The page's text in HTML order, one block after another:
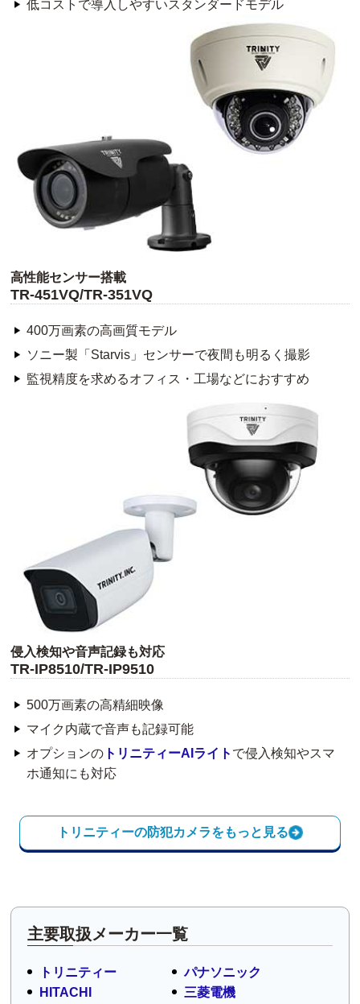
低コストで導入しやすいスタンダードモデル
高性能センサー搭載
TR-451VQ/TR-351VQ
400万画素の高画質モデル
ソニー製「Starvis」センサーで夜間も明るく撮影
監視精度を求めるオフィス・工場などにおすすめ
侵入検知や音声記録も対応
TR-IP8510/TR-IP9510
500万画素の高精細映像
マイク内蔵で音声も記録可能
オプションの トリニティーAIライト で侵入検知やスマ
ホ通知にも対応
トリニティーの防犯カメラをもっと見る
主要取扱メーカー一覧
トリニティー
パナソニック
HITACHI
三菱電機